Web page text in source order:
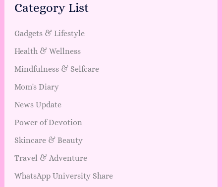
Category List
Gadgets & Lifestyle
Health & Wellness
Mindfulness & Selfcare
Mom's Diary
News Update
Power of Devotion
Skincare & Beauty
Travel & Adventure
WhatsApp University Share